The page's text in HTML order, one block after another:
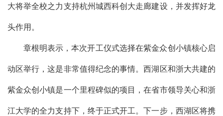
大将举全校之力支持杭州城西科创大走廊建设，并发挥好龙
头作用。
章根明表示，本次开工仪式选择在紫金众创小镇核心启
动区举行，这是非常值得纪念的事情。西湖区和浙大共建的
紫金众创小镇是一个里程碑似的项目，在省市领导关心和浙
江大学的全力支持下，终于正式开工。下一步，西湖区将携